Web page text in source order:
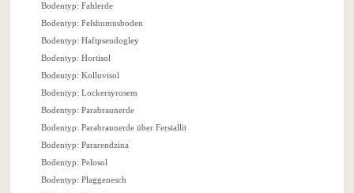
Bodentyp: Fahlerde
Bodentyp: Felshumusboden
Bodentyp: Haftpseudogley
Bodentyp: Hortisol
Bodentyp: Kolluvisol
Bodentyp: Lockersyrosem
Bodentyp: Parabraunerde
Bodentyp: Parabraunerde über Fersiallit
Bodentyp: Pararendzina
Bodentyp: Pelosol
Bodentyp: Plaggenesch